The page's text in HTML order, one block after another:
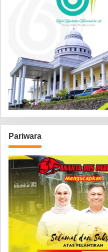
Pariwara